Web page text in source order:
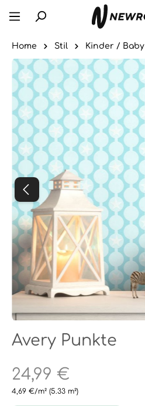
Home Stil Kinder / Baby
Avery Punkte
24,99 €
4,69 €/m² (5.33 m²)